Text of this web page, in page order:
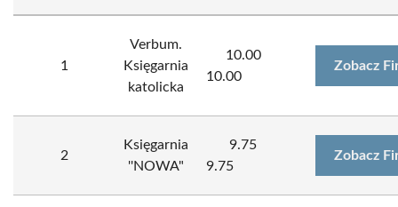
1
Verbum.
Księgarnia
katolicka
10.00
10.00
Zobacz
2
Księgarnia
''NOWA"
9.75
9.75
Zobacz